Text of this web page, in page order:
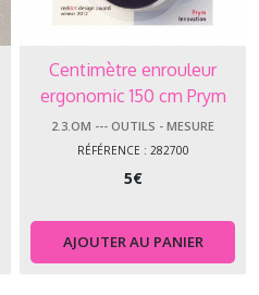
Centimètre enrouleur
ergonomic 150 cm Prym
2.3.OM --- OUTILS - MESURE
RÉFÉRENCE : 282700
5€
AJOUTER AU PANIER